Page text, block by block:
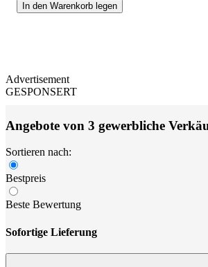
In den Warenkorb legen
Advertisement
GESPONSERT
Angebote von 3 gewerbliche
Sortieren nach:
Bestpreis
Beste Bewertung
Sofortige Lieferung